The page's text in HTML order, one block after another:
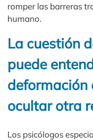
romper las barreras
humano.
La cuestión
puede
deformación
ocultar otra
Los psicólogos